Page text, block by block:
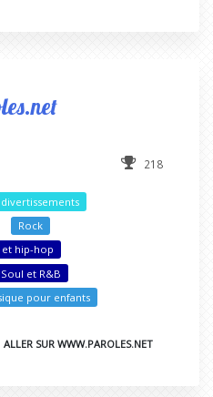
218
Rock
et hip-hop
Soul et R&B
pour enfants
ALLER SUR WWW.PAROLES.NET